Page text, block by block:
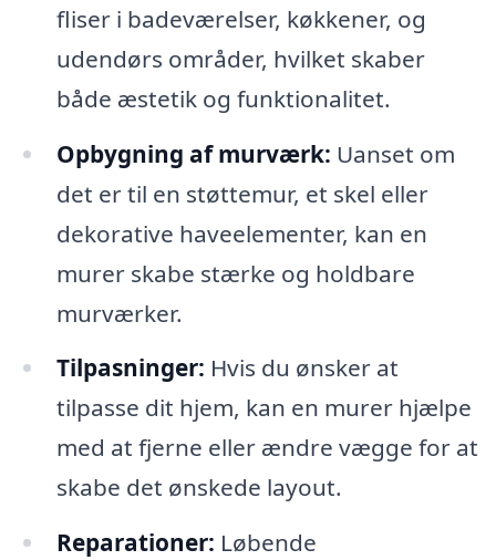
fliser i badeværelser, køkkener, og
udendørs områder, hvilket skaber
både æstetik og funktionalitet.
Opbygning af murværk: Uanset om
det er til en støttemur, et skel eller
dekorative haveelementer, kan en
murer skabe stærke og holdbare
murværker.
Tilpasninger: Hvis du ønsker at
tilpasse dit hjem, kan en murer hjælpe
med at fjerne eller ændre vægge for at
skabe det ønskede layout.
Reparationer: Løbende